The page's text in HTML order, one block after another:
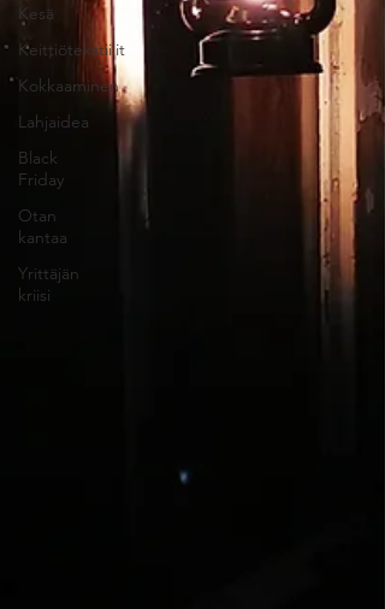
Kesä
Keittiötekstiilit
Kokkaaminen
Lahjaidea
Black
Friday
Otan
kantaa
Yrittäjän
kriisi